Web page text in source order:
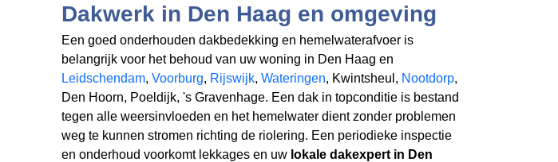
Dakwerk in Den Haag en omgeving
Een goed onderhouden dakbedekking en hemelwaterafvoer is
belangrijk voor het behoud van uw woning in Den Haag en
Leidschendam, Voorburg, Rijswijk, Wateringen, Kwintsheul, Nootdorp,
Den Hoorn, Poeldijk, 's Gravenhage. Een dak in topconditie is bestand
tegen alle weersinvloeden en het hemelwater dient zonder problemen
weg te kunnen stromen richting de riolering. Een periodieke inspectie
en onderhoud voorkomt lekkages en uw lokale dakexpert in Den